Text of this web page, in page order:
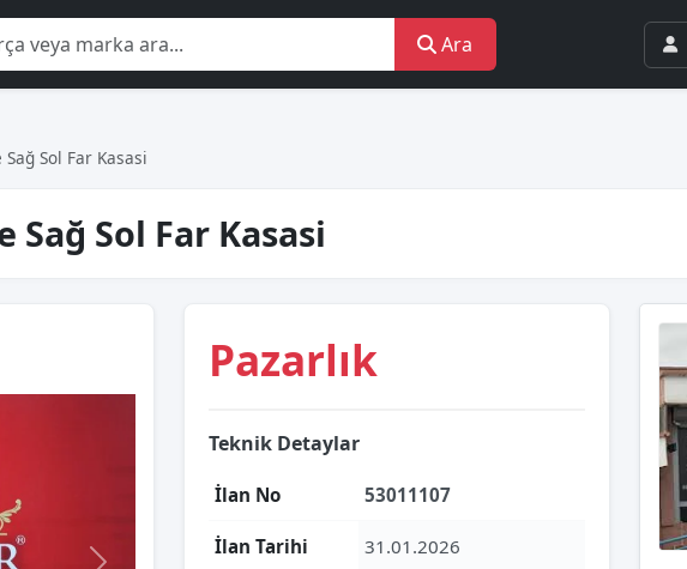
Ara
Sol Far Kasasi
Sol Far Kasasi
Pazarlık
Teknik Detaylar
İlan No 53011107
İlan Tarihi 31.01.2026